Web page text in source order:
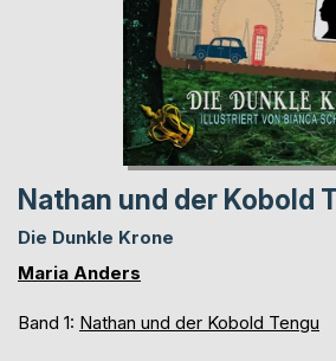
Nathan und der Kobold
Die Dunkle Krone
Maria Anders
Band 1: Nathan und der Kobold Tengu